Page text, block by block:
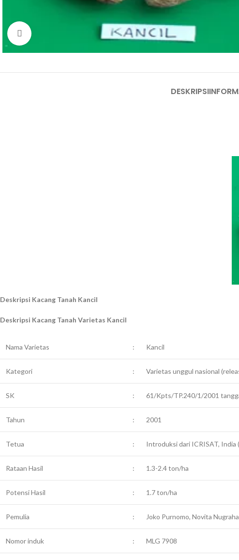
DESKRIPSI
Deskripsi Kacang Tanah Kancil
Deskripsi Kacang Tanah Varietas Kancil
Nama Varietas : Kancil
Kategori : Varietas unggul nasional
SK : 61/Kpts/TP.240/1/2001
Tahun : 2001
Tetua : Introduksi dari ICRISAT, India
Rataan Hasil : 1.3-2.4 ton/ha
Potensi Hasil : 1.7 ton/ha
Pemulia : Joko Purnomo, Novita
Nomor induk : MLG 7908